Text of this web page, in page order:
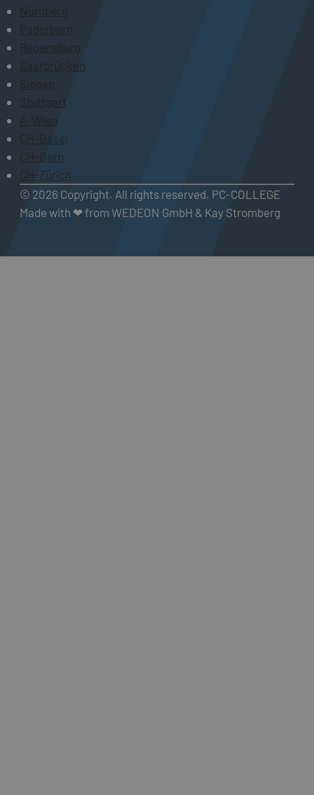
Nürnberg
Paderborn
Regensburg
Saarbrücken
Siegen
Stuttgart
A-Wien
CH-Basel
CH-Bern
CH-Zürich
© 2026 Copyright. All rights reserved. PC-COLLEGE
Made with ❤ from WEDEON GmbH & Kay Stromberg